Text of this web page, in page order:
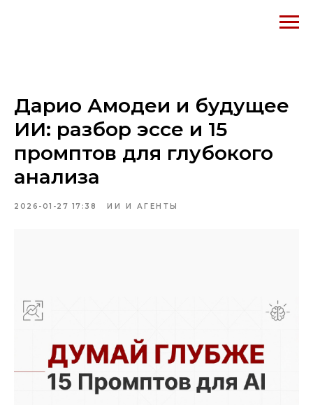
Дарио Амодеи и будущее
ИИ: разбор эссе и 15
промптов для глубокого
анализа
2026-01-27 17:38 ИИ И АГЕНТЫ